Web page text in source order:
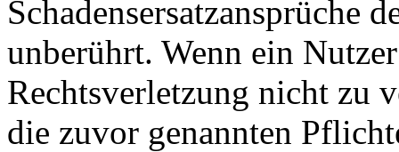
Schadensersatzansprüche
unberührt. Wenn ein
Rechtsverletzung nicht zu
die zuvor genannten